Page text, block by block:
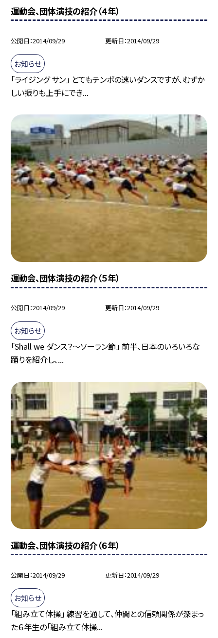
運動会、団体演技の紹介（４年）
公開日 2014/09/29 更新日 2014/09/29
お知らせ
「ライジング サン」 とてもテンポの速いダンスですが、むずか
しい振りも上手にでき...
運動会、団体演技の紹介（５年）
公開日 2014/09/29 更新日 2014/09/29
お知らせ
「Shall we ダンス？〜ソーラン節」 前半、日本のいろいろな
踊りを紹介し、...
運動会、団体演技の紹介（６年）
公開日 2014/09/29 更新日 2014/09/29
お知らせ
「組み立て体操」 練習を通して、仲間との信頼関係が深まっ
た６年生の「組み立て体操...